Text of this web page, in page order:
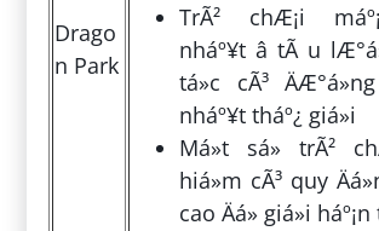
Drago
n Park
TrÃ² chÆ¡i
nháº¥t â tÃ u
tá»c cÃ³
nháº¥t tháº¿ giá»i
Má»t sá» trÃ²
hiá»m cÃ³ quy
cao Äá» giá»i